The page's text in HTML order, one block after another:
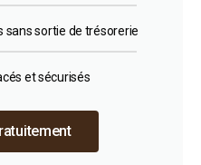
sans sortie de trésorerie​
et sécurisés​